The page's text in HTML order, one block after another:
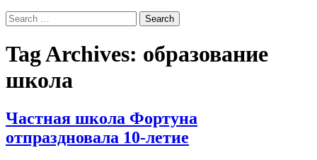
Search
for:
Tag Archives: образование
школа
Частная школа Фортуна
отпраздновала 10-летие